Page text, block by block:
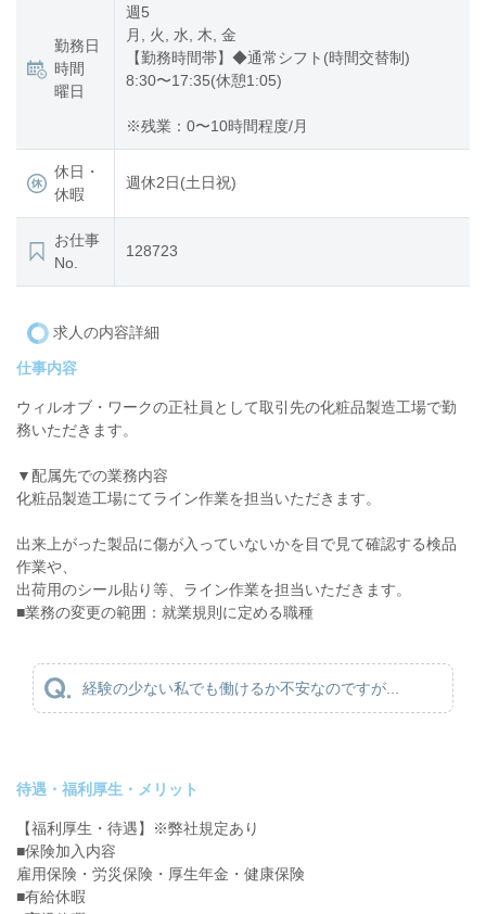
勤務日
時間
曜日
週5
月, 火, 水, 木, 金
【勤務時間帯】◆通常シフト(時間交替制)
8:30〜17:35(休憩1:05)
※残業：0〜10時間程度/月
休日・
休暇
週休2日(土日祝)
お仕事
No.
128723
求人の内容詳細
仕事内容
ウィルオブ・ワークの正社員として取引先の化粧品製造工場で勤
務いただきます。
▼配属先での業務内容
化粧品製造工場にてライン作業を担当いただきます。
出来上がった製品に傷が入っていないかを目で見て確認する検品
作業や、
出荷用のシール貼り等、ライン作業を担当いただきます。
■業務の変更の範囲：就業規則に定める職種
経験の少ない私でも働けるか不安なのですが...
待遇・福利厚生・メリット
【福利厚生・待遇】※弊社規定あり
■保険加入内容
雇用保険・労災保険・厚生年金・健康保険
■有給休暇